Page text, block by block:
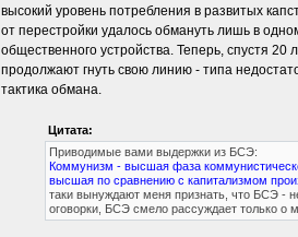
высокий уровень потребления в развитых
от перестройки удалось обмануть лишь в
общественного устройства. Теперь, спустя
продолжают гнуть свою линию - типа
тактика обмана.
Цитата:
Приводимые вами выдержки из БСЭ:
Коммунизм - высшая фаза
высшая по сравнению с капитализмом
таки вынуждают меня признать, что БСЭ -
оговорки, БСЭ смело рассуждает только о